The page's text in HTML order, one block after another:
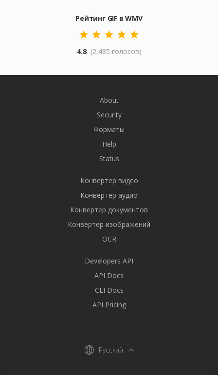
Рейтинг GIF в WMV
4.8 (2,485 голосов)
About
Security
Форматы
Help
Status
Конвертер видео
Конвертер аудио
Конвертер документов
Конвертер изображений
OCR
Developers API
API Docs
CLI Docs
API Pricing
Русский